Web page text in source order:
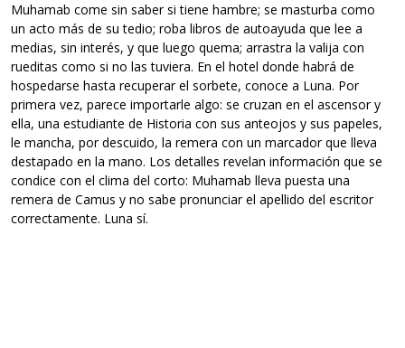
Muhamab come sin saber si tiene hambre; se masturba como
un acto más de su tedio; roba libros de autoayuda que lee a
medias, sin interés, y que luego quema; arrastra la valija con
rueditas como si no las tuviera. En el hotel donde habrá de
hospedarse hasta recuperar el sorbete, conoce a Luna. Por
primera vez, parece importarle algo: se cruzan en el ascensor y
ella, una estudiante de Historia con sus anteojos y sus papeles,
le mancha, por descuido, la remera con un marcador que lleva
destapado en la mano. Los detalles revelan información que se
condice con el clima del corto: Muhamab lleva puesta una
remera de Camus y no sabe pronunciar el apellido del escritor
correctamente. Luna sí.